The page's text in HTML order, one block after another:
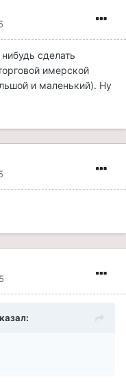
сделать
имерской
и маленький). Ну